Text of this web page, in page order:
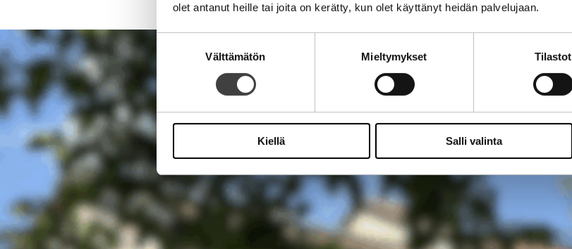
olet antanut heille tai joita on kerätty, kun olet käyttänyt heidän palvelujaan.
Välttämätön Mieltymykset Tilastot
Kiellä Salli valinta